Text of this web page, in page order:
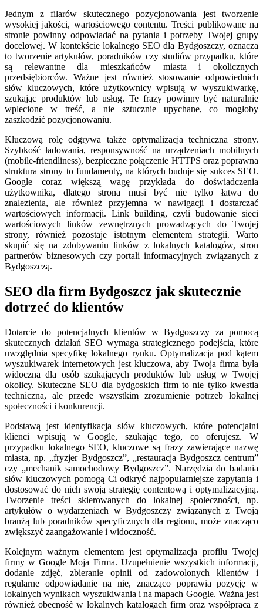
Jednym z filarów skutecznego pozycjonowania jest tworzenie
wysokiej jakości, wartościowego contentu. Treści publikowane na
stronie powinny odpowiadać na pytania i potrzeby Twojej grupy
docelowej. W kontekście lokalnego SEO dla Bydgoszczy, oznacza
to tworzenie artykułów, poradników czy studiów przypadku, które
są relewantne dla mieszkańców miasta i okolicznych
przedsiębiorców. Ważne jest również stosowanie odpowiednich
słów kluczowych, które użytkownicy wpisują w wyszukiwarkę,
szukając produktów lub usług. Te frazy powinny być naturalnie
wplecione w treść, a nie sztucznie upychane, co mogłoby
zaszkodzić pozycjonowaniu.
Kluczową rolę odgrywa także optymalizacja techniczna strony.
Szybkość ładowania, responsywność na urządzeniach mobilnych
(mobile-friendliness), bezpieczne połączenie HTTPS oraz poprawna
struktura strony to fundamenty, na których buduje się sukces SEO.
Google coraz większą wagę przykłada do doświadczenia
użytkownika, dlatego strona musi być nie tylko łatwa do
znalezienia, ale również przyjemna w nawigacji i dostarczać
wartościowych informacji. Link building, czyli budowanie sieci
wartościowych linków zewnętrznych prowadzących do Twojej
strony, również pozostaje istotnym elementem strategii. Warto
skupić się na zdobywaniu linków z lokalnych katalogów, stron
partnerów biznesowych czy portali informacyjnych związanych z
Bydgoszczą.
SEO dla firm Bydgoszcz jak skutecznie
dotrzeć do klientów
Dotarcie do potencjalnych klientów w Bydgoszczy za pomocą
skutecznych działań SEO wymaga strategicznego podejścia, które
uwzględnia specyfikę lokalnego rynku. Optymalizacja pod kątem
wyszukiwarek internetowych jest kluczowa, aby Twoja firma była
widoczna dla osób szukających produktów lub usług w Twojej
okolicy. Skuteczne SEO dla bydgoskich firm to nie tylko kwestia
techniczna, ale przede wszystkim zrozumienie potrzeb lokalnej
społeczności i konkurencji.
Podstawą jest identyfikacja słów kluczowych, które potencjalni
klienci wpisują w Google, szukając tego, co oferujesz. W
przypadku lokalnego SEO, kluczowe są frazy zawierające nazwę
miasta, np. „fryzjer Bydgoszcz”, „restauracja Bydgoszcz centrum”
czy „mechanik samochodowy Bydgoszcz”. Narzędzia do badania
słów kluczowych pomogą Ci odkryć najpopularniejsze zapytania i
dostosować do nich swoją strategię contentową i optymalizacyjną.
Tworzenie treści skierowanych do lokalnej społeczności, np.
artykułów o wydarzeniach w Bydgoszczy związanych z Twoją
branżą lub poradników specyficznych dla regionu, może znacząco
zwiększyć zaangażowanie i widoczność.
Kolejnym ważnym elementem jest optymalizacja profilu Twojej
firmy w Google Moja Firma. Uzupełnienie wszystkich informacji,
dodanie zdjęć, zbieranie opinii od zadowolonych klientów i
regularne odpowiadanie na nie, znacząco poprawia pozycję w
lokalnych wynikach wyszukiwania i na mapach Google. Ważna jest
również obecność w lokalnych katalogach firm oraz współpraca z